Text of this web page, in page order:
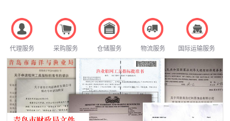
代理服务 采购服务 仓储服务 物流服务 国际运输服务